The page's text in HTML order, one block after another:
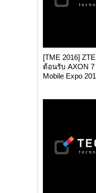
[TME 2016]
ต้อนรับ AXON 7
Mobile Expo